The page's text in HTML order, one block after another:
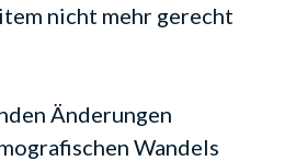
nicht mehr gerecht
Änderungen
Wandels